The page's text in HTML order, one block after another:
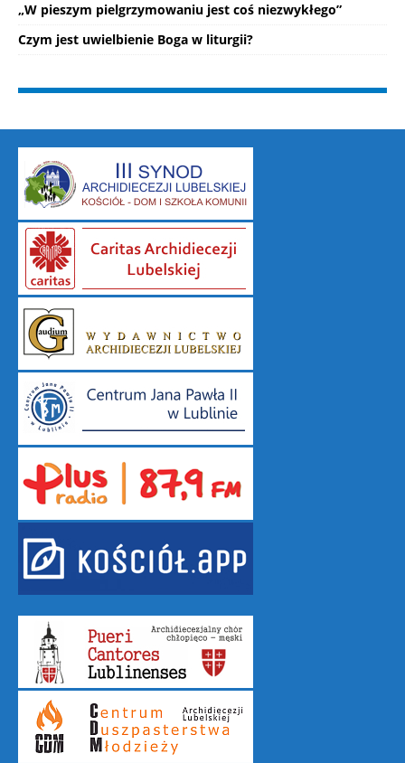
„W pieszym pielgrzymowaniu jest coś niezwykłego”
Czym jest uwielbienie Boga w liturgii?